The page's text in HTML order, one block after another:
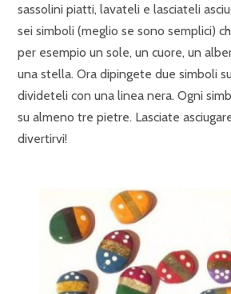
sassolini piatti, lavateli e lasciateli
sei simboli (meglio se sono semplici)
per esempio un sole, un cuore, un
una stella. Ora dipingete due simboli
divideteli con una linea nera. Ogni
su almeno tre pietre. Lasciate
divertirvi!